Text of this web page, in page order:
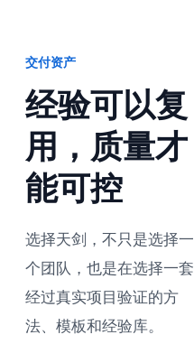
交付资产
经验可以复
用，质量才
能可控
选择天剑，不只是选择一
个团队，也是在选择一套
经过真实项目验证的方
法、模板和经验库。